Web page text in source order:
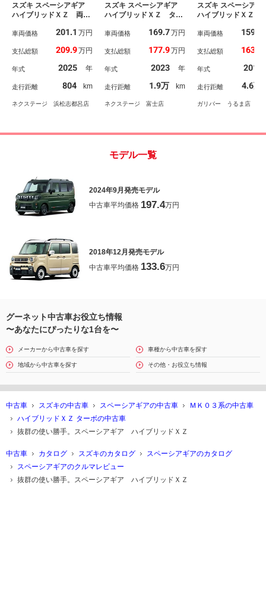
スズキ スペーシアギア
ハイブリッドＸＺ 両側
ナビ 全周囲カメラ 衝
ズ 禁煙車 Ｂｌｕｅｔ
サー シートヒーター
ステアリングヒーター
ＬＥＤヘッド 純正１５
インチアルミ
車両価格 201.1 万円
支払総額 209.9万円
年式 2025 年
走行距離 804 km
ネクステージ 浜松志都呂店
スズキ スペーシアギア
ハイブリッドＸＺ ター
ニター ターボ セーフ
クルーズ 両側パワス
ッドアップディスプレ
イ ＬＥＤヘッド フォ
グ オートライト オー
トエアコン ドラレコ
車両価格 169.7万円
支払総額 177.9万円
年式 2023 年
走行距離 1.9万 km
ネクステージ 富士店
スズキ スペーシアギ
ハイブリッドＸＺ
ＴＶ ＣＤ ＤＶＤ
Ｃ ドライブレコー
ドドア コーナーセ
ー スペアキー シ
ヒーター ＬＥＤ
ドライト 純正アル
イール
車両価格 159.8
支払総額 163.8
年式 2019
走行距離 4.6万
ガリバー うるま店
モデル一覧
2024年9月発売モデル
中古車平均価格 197.4万円
2018年12月発売モデル
中古車平均価格 133.6万円
グーネット中古車お役立ち情報
〜あなたにぴったりな1台を〜
メーカーから中古車を探す 車種から中古車を探す
地域から中古車を探す その他・お役立ち情報
中古車 スズキの中古車 スペーシアギアの中古車
ＭＫ０３系の中古車
ハイブリッドＸＺ ターボの中古車
抜群の使い勝手。スペーシアギア ハイブリッドＸＺ
中古車 カタログ スズキのカタログ
スペーシアギアのカタログ
スペーシアギアのクルマレビュー
抜群の使い勝手。スペーシアギア ハイブリッドＸＺ